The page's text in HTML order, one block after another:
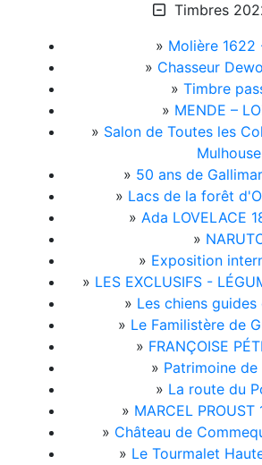
Timbres
» Molière 1622
» Chasseur
» Timbre
» MENDE –
» Salon de Toutes les
Mulhouse
» 50 ans de
» Lacs de la forêt
» Ada LOVELACE
»
» Exposition
» LES EXCLUSIFS -
» Les chiens
» Le Familistère de
» FRANÇOISE
» Patrimoine de
» La route du
» MARCEL PROUST
» Château de
» Le Tourmalet